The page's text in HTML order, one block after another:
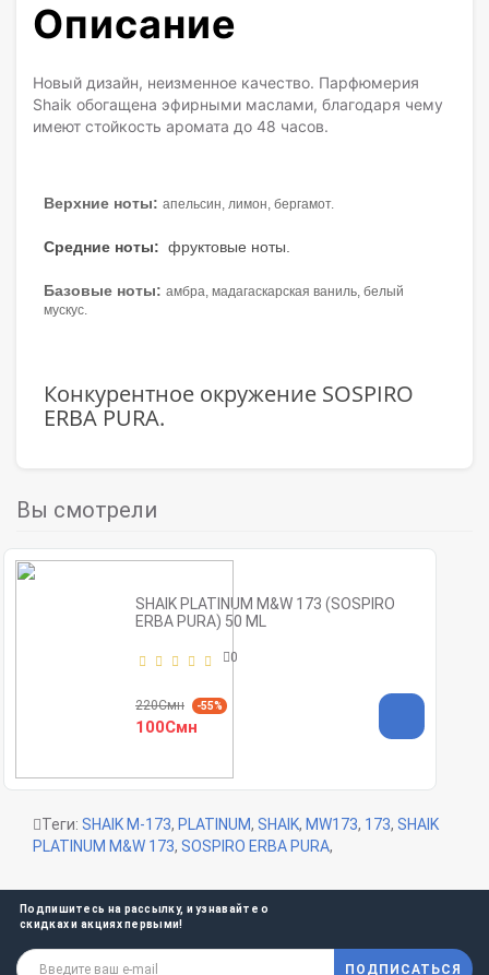
Описание
Новый дизайн, неизменное качество. Парфюмерия
Shaik обогащена эфирными маслами, благодаря чему
имеют стойкость аромата до 48 часов.
Верхние ноты: апельсин, лимон, бергамот.
Средние ноты: фруктовые ноты.
Базовые ноты: амбра, мадагаскарская ваниль, белый
мускус.
Конкурентное окружение SOSPIRO
ERBA PURA.
Вы смотрели
SHAIK PLATINUM M&W 173 (SOSPIRO
ERBA PURA) 50 ML
0
220Смн -55%
100Смн
Теги: SHAIK M-173, PLATINUM, SHAIK, MW173, 173, SHAIK
PLATINUM M&W 173, SOSPIRO ERBA PURA,
Подпишитесь на рассылку, и узнавайте о
скидках и акциях первыми!
ПОДПИСАТЬСЯ